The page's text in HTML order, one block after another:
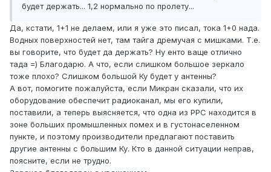
будет держать... 1,2 нормально по пролету...
Да, кстати, 1+1 не делаем, или я уже это писал, тока 1+0 нада.
Водных поверхностей нет, там тайга дремучая с мишками. Т.е.
вы говорите, что будет да держать? Ну енто ваще отлично
тада =) Благодарю. А что, если слишком большое зеркало
тоже плохо? Слишком большой Ку будет у антенны?
А вот, помогите пожалуйста, если Микран сказали, что их
оборудование обеспечит радиоканал, мы его купили,
поставили, а теперь выясняется, что одна из РРС находится в
зоне больших промышленных помех и в густонаселенном
пункте, и поэтому производители предлагают поставить
другие антенны с большим Ку. Кто в данной ситуации неправ,
поясните, если не трудно.